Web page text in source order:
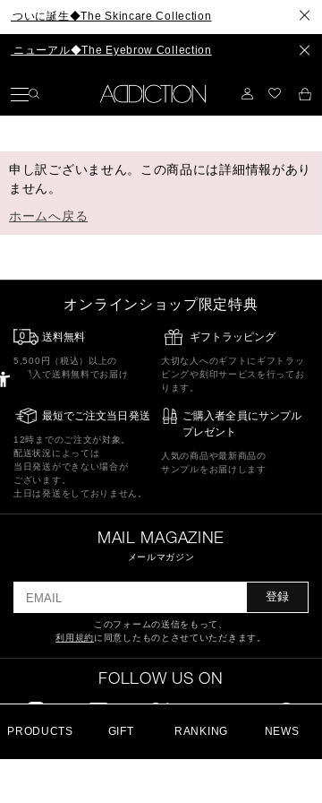
ついに誕生◆The Skincare Collection
ニューアル◆The Eyebrow Collection
申し訳ございません。この商品には詳細情報があり
ません。
ホームへ戻る
PRODUCTS GIFT RANKING NEWS
オンラインショップ限定特典
送料無料
5,500円（税込）以上の
ご購入で送料無料でお届け
ギフトラッピング
大切な人へのギフトにギフトラッ
ピングや刻印サービスを行ってお
ります。
最短でご注文当日発送
12時までのご注文が対象。
配送状況によっては
当日発送ができない場合が
ございます。
土日は発送をしておりません。
ご購入者全員にサンプル
プレゼント
人気の商品や最新商品の
サンプルをお届けします
MAIL MAGAZINE
メールマガジン
登録
このフォームの送信をもって、
利用規約に同意したものとさせていただきます。
FOLLOW US ON